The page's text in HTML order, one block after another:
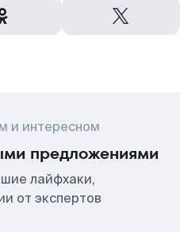
и интересном
предложениями
лайфхаки,
от экспертов